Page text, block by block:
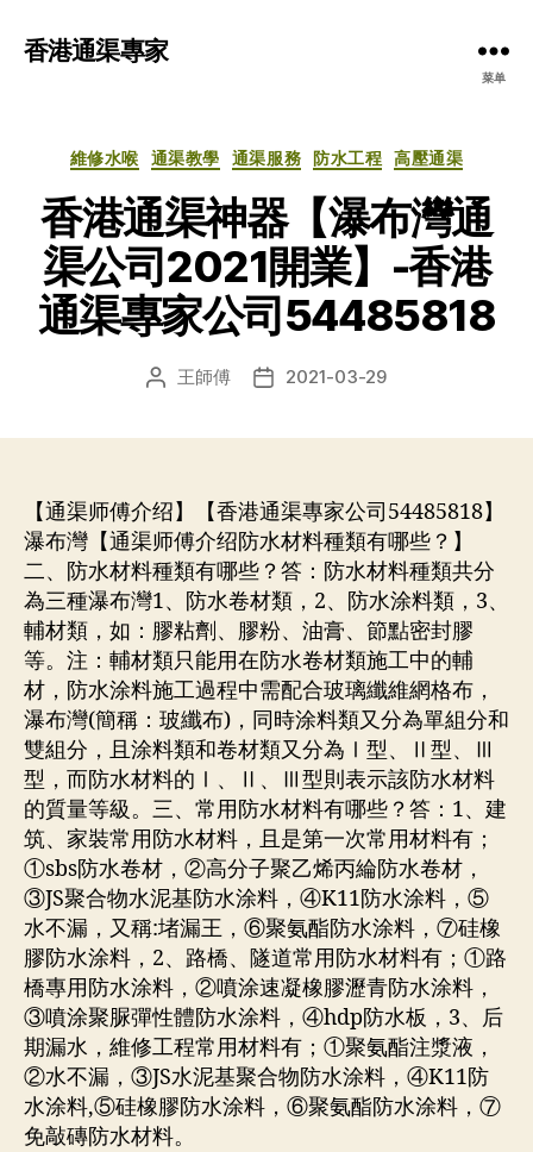
香港通渠專家
菜单
分
維修水喉 通渠教學 通渠服務 防水工程 高壓通渠
香港通渠神器【瀑布灣通
渠公司2021開業】-香港
通渠專家公司54485818
文 王師傅
发 2021-03-29
【通渠师傅介绍】【香港通渠專家公司54485818】
瀑布灣【通渠师傅介绍防水材料種類有哪些？】
二、防水材料種類有哪些？答：防水材料種類共分
為三種瀑布灣1、防水卷材類，2、防水涂料類，3、
輔材類，如：膠粘劑、膠粉、油膏、節點密封膠
等。注：輔材類只能用在防水卷材類施工中的輔
材，防水涂料施工過程中需配合玻璃纖維網格布，
瀑布灣(簡稱：玻纖布)，同時涂料類又分為單組分和
雙組分，且涂料類和卷材類又分為Ⅰ型、Ⅱ型、Ⅲ
型，而防水材料的Ⅰ、Ⅱ、Ⅲ型則表示該防水材料
的質量等級。三、常用防水材料有哪些？答：1、建
筑、家裝常用防水材料，且是第一次常用材料有；
①sbs防水卷材，②高分子聚乙烯丙綸防水卷材，
③JS聚合物水泥基防水涂料，④K11防水涂料，⑤
水不漏，又稱:堵漏王，⑥聚氨酯防水涂料，⑦硅橡
膠防水涂料，2、路橋、隧道常用防水材料有；①路
橋專用防水涂料，②噴涂速凝橡膠瀝青防水涂料，
③噴涂聚脲彈性體防水涂料，④hdp防水板，3、后
期漏水，維修工程常用材料有；①聚氨酯注漿液，
②水不漏，③JS水泥基聚合物防水涂料，④K11防
水涂料,⑤硅橡膠防水涂料，⑥聚氨酯防水涂料，⑦
免敲磚防水材料。